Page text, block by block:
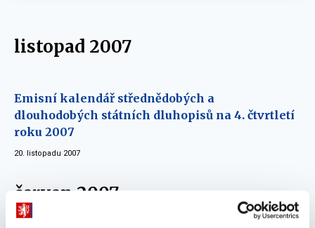
listopad 2007
Emisní kalendář střednědobých a
dlouhodobých státních dluhopisů na 4. čtvrtletí
roku 2007
20. listopadu 2007
červen 2007